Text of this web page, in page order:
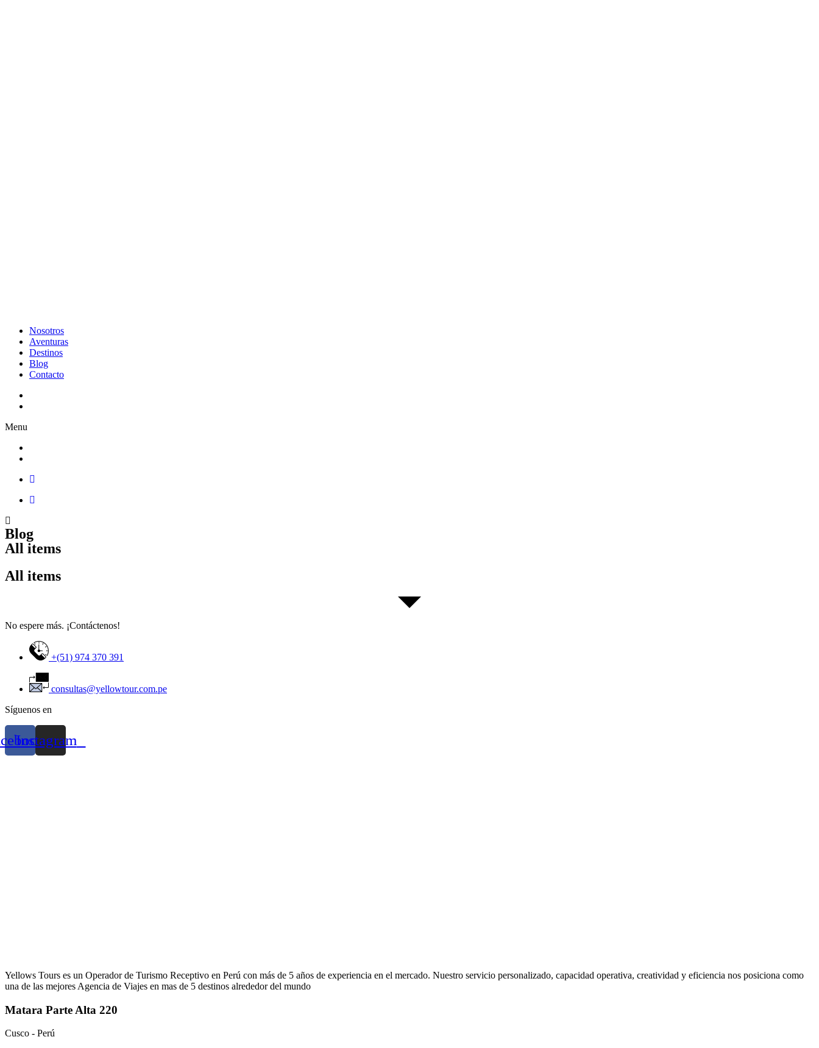
Nosotros
Aventuras
Destinos
Blog
Contacto
Menu
Blog
All items
All items
No espere más. ¡Contáctenos!
+(51) 974 370 391
consultas@yellowtour.com.pe
Síguenos en
Instagram
Yellows Tours es un Operador de Turismo Receptivo en Perú con más de 5 años de experiencia en el mercado. Nuestro servicio personalizado, capacidad operativa, creatividad y eficiencia nos posiciona como
una de las mejores Agencia de Viajes en mas de 5 destinos alrededor del mundo
Matara Parte Alta 220
Cusco - Perú